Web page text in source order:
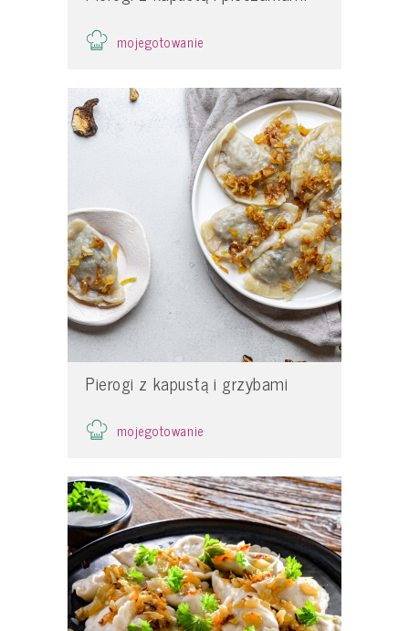
mojegotowanie
Pierogi z kapustą i grzybami
mojegotowanie